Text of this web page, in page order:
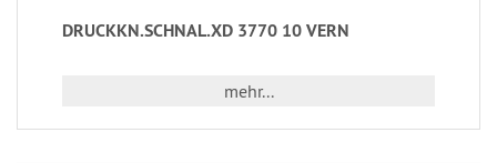
DRUCKKN.SCHNAL.XD 3770 10 VERN
mehr...